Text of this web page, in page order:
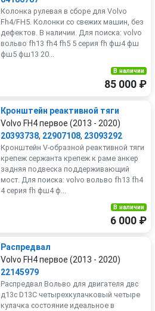
Колонка рулевая в сборе для Volvo
Fh4/FH5. Колонки со свежих машин, без
дефектов. В наличии. Для поиска: volvo
вольво fh13 fh4 fh5 5 серия fh фш4 фш
фш5 фш13 20...
В наличии
85 000 ₽
Кронштейн реактивной тяги
Volvo FH4 первое (2013 - 2020)
20393738, 22907108, 23093292
Кронштейн V-образной реактивной тяги
крепеж сержанта крепеж к раме анкер
задняя подвеска поддерживающий
мост. Для поиска: volvo вольво fh13 fh4
4 серия fh фш4 ф...
В наличии
6 000 ₽
Распредвал
Volvo FH4 первое (2013 - 2020)
22145979
Распредвал Вольво для двигателя двс
д13с D13C четырехкулачковый четыре
кулачка состояние идеальное в